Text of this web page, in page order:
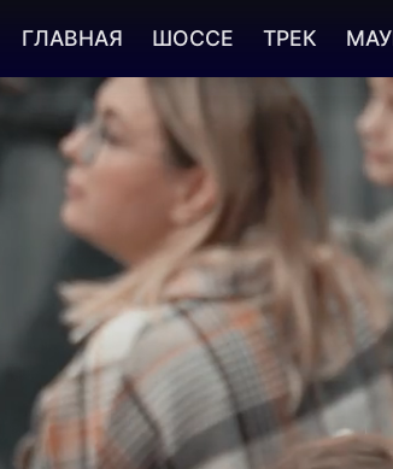
ГЛАВНАЯ ШОССЕ ТРЕК